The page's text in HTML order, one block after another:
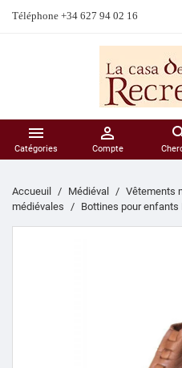
Téléphone +34 627 94 02 16

Catégories

Compte
Accueuil Médiéval Vêtements
médiévales
Bottines pour enfants